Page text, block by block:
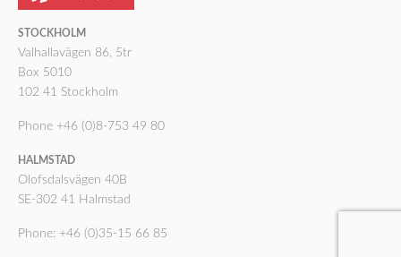
STOCKHOLM
Valhallavägen 86, 5tr
Box 5010
102 41 Stockholm
Phone +46 (0)8-753 49 80
HALMSTAD
Olofsdalsvägen 40B
SE-302 41 Halmstad
Phone: +46 (0)35-15 66 85